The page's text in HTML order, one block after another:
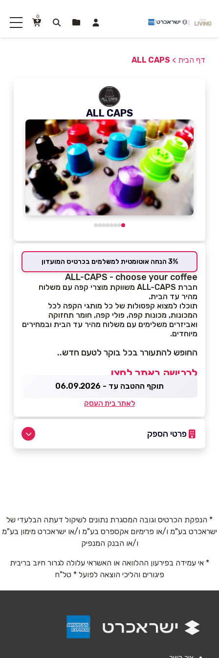
0
דף הבית >
ALL CAPS
ALL CAPS
3% הנחה אוטומטית למשלמים בכרטיס המועדון
ALL-CAPS - choose your coffee
חברת ALL-CAPS משווקת מוצרי קפה עם משלוח
מהיר עד הבית.
תוכלו למצוא קפסולות של כל מותגי הקפה לכל
המכונות, מכונות קפה, פולי קפה, חומר תחזוקה
ואביזרים משלימים עם משלוח מהיר עד הבית ובמחירים
מיוחדים.
החופש להתעורר בכל בוקר לטעם חדש..
לרכישה באתר לחצו
תוקף ההטבה עד - 06.09.2026
לאתר בית העסק
פרטי הספק
שם מלא*
טלפון*
נושא*
* הנפקת הכרטיס וגובה המסגרת נתונים לשיקול דעתה הבלעדי של
ישראכרט בע"מ ו/או פרימיום אקספרס בע"מ ו/או ישראכרט מימון בע"מ
ו/או הבנק המנפיק
* אי עמידה בפירעון ההלוואה או האשראי עלולה לגרור חיוב בריבית
פיגורים והליכי הוצאה לפועל * טל"ח